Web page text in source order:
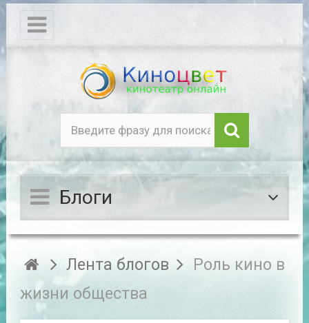
Блоги
Лента блогов
Роль кино в
жизни общества